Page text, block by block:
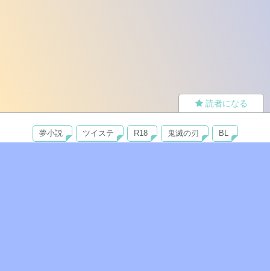
夢小説 ツイステ R18 鬼滅の刃 BL
読者になる